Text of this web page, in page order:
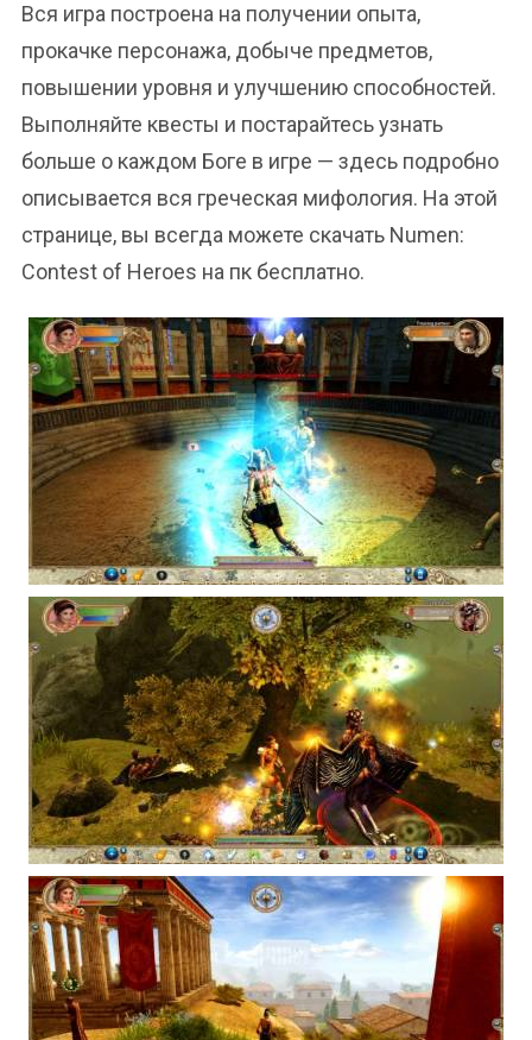
Вся игра построена на получении опыта,
прокачке персонажа, добыче предметов,
повышении уровня и улучшению способностей.
Выполняйте квесты и постарайтесь узнать
больше о каждом Боге в игре — здесь подробно
описывается вся греческая мифология. На этой
странице, вы всегда можете скачать Numen:
Contest of Heroes на пк бесплатно.